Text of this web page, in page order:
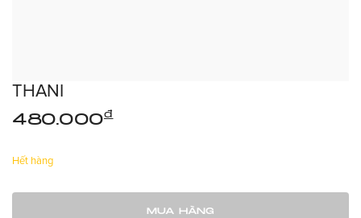
THANI
480.000đ
Hết hàng
MUA HÀNG